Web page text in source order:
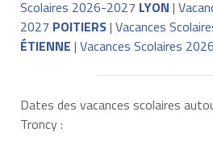
Scolaires 2026-2027 LYON |
2027 POITIERS| Vacances
ÉTIENNE | Vacances Scolaires
Dates des vacances scolaires
Troncy :